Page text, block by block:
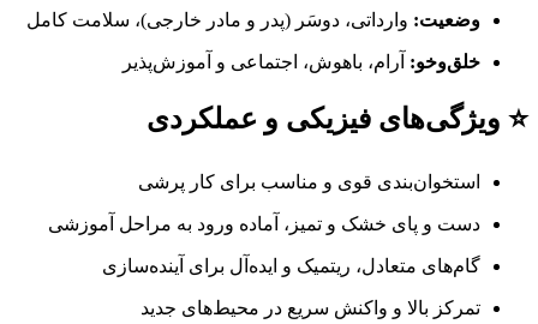
وضعیت: وارداتی، دوسَر (پدر و مادر خارجی)، سلامت کامل
خلق‌وخو: آرام، باهوش، اجتماعی و آموزش‌پذیر
⭐ ویژگی‌های فیزیکی و عملکردی
استخوان‌بندی قوی و مناسب برای کار پرشی
دست و پای خشک و تمیز، آماده ورود به مراحل آموزشی
گام‌های متعادل، ریتمیک و ایده‌آل برای آینده‌سازی
تمرکز بالا و واکنش سریع در محیط‌های جدید